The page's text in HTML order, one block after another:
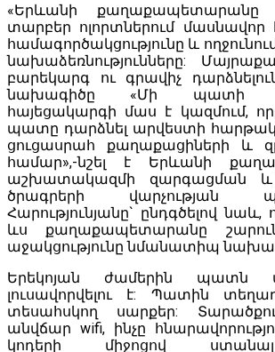
«Երևանի քաղաքապետարանը
տարբեր ոլորտներում
համագործակցությունը և
նախաձեռնությունները:
բարեկարգ ու գրավիչ
նախագիծը «Մի պատի
հայեցակարգի մաս է կազմում,
պատը դարձնել արվեստի
ցուցասրահ քաղաքացիների և
համար»,-նշել է Երևանի
աշխատակազմի զարգացման և
ծրագրերի վարչության
Հարությունյանը` ընդգծելով
ևս քաղաքապետարանը
աջակցությունը նմանատիպ
Երեկոյան ժամերին պատն
լուսավորվելու է: Պատին
տեսահսկող սարքեր:
անվճար wifi, ինչը
կոդերի միջոցով ստանալ